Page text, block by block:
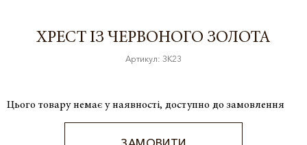
ХРЕСТ ІЗ ЧЕРВОНОГО ЗОЛОТА
Артикул: ЗК23
Цього товару немає у наявності, доступно до замовлення